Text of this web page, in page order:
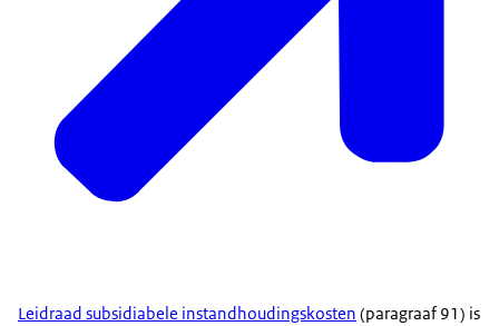
Leidraad subsidiabele instandhoudingskosten (paragraaf 91) is